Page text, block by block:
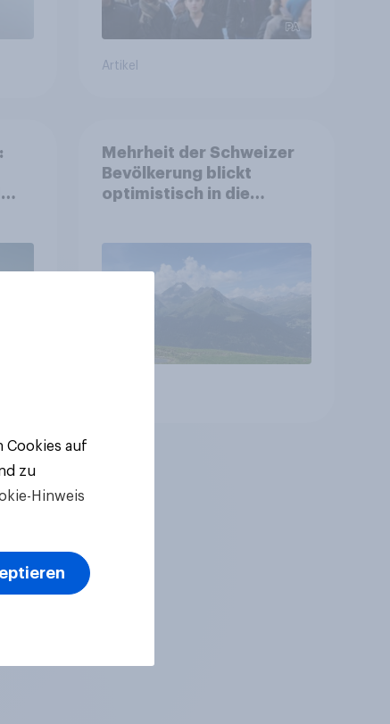
Artikel
Mehrheit der Schweizer
Bevölkerung blickt
optimistisch in die
Gesundheitswesen und
Altersvorsorge
Cookies auf
zu
Hinweis